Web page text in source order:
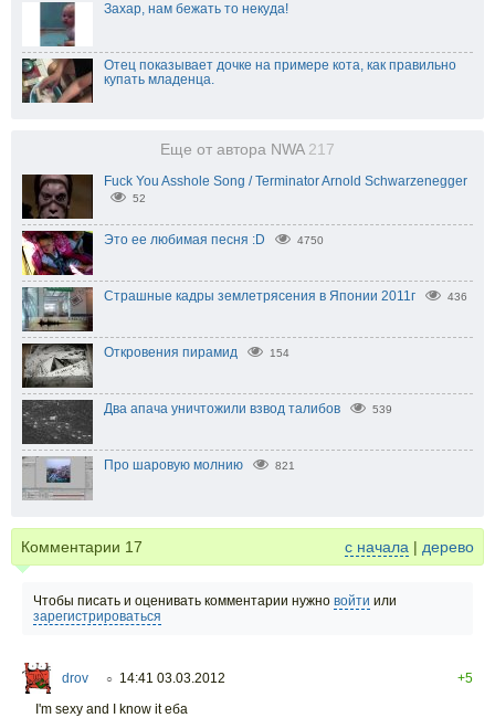
Захар, нам бежать то некуда!
Отец показывает дочке на примере кота, как правильно
купать младенца.
Еще от автора NWA 217
Fuck You Asshole Song / Terminator Arnold Schwarzenegger
52
Это ее любимая песня :D 4750
Страшные кадры землетрясения в Японии 2011г 436
Откровения пирамид 154
Два апача уничтожили взвод талибов 539
Про шаровую молнию 821
Комментарии 17 с начала | дерево
Чтобы писать и оценивать комментарии нужно войти или
зарегистрироваться
drov ○ 14:41 03.03.2012
+5
I'm sexy and I know it еба